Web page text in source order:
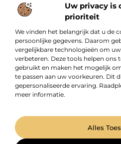
Uw privacy is
prioriteit
We vinden het belangrijk dat u de
persoonlijke gegevens. Daarom
vergelijkbare technologieën om
verbeteren. Deze tools helpen ons
gebruikt en maken het mogelijk
te passen aan uw voorkeuren. Dit
gepersonaliseerde ervaring.
meer informatie.
Alles
Bericht categorie
Digitalk.nl – Ontdek,
@2025 All Right Reserved.